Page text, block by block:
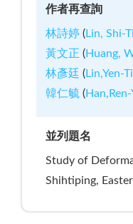
作者再查詢
林詩婷(Lin, Shi-
黃文正 (Huang,
林彥廷 (Lin,Yen-
韓仁毓(Han,Ren-
並列題名
Study of
Shihtiping,